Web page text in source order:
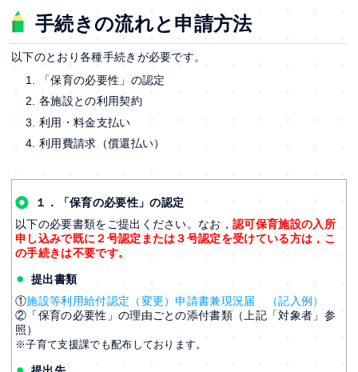
手続きの流れと申請方法
以下のとおり各種手続きが必要です。
「保育の必要性」の認定
各施設との利用契約
利用・料金支払い
利用費請求（償還払い）
１．「保育の必要性」の認定
以下の必要書類をご提出ください。なお，認可保育施設の入所
申し込みで既に２号認定または３号認定を受けている方は，こ
の手続きは不要です。
提出書類
①施設等利用給付認定（変更）申請書兼現況届
（記入例）
②「保育の必要性」の理由ごとの添付書類（上記「対象者」参
照）
※子育て支援課でも配布しております。